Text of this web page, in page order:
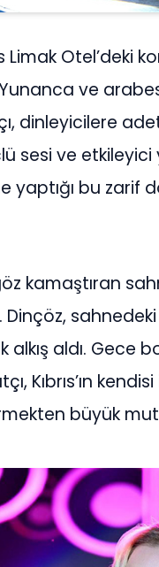
Limak
ve
dinleyicilere
sesi ve
yaptığı bu
kamaştıran
Dinçöz,
alkış aldı. Gece
Kıbrıs’ın
büyük